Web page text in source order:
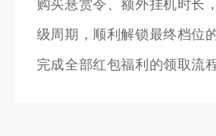
购买悬赏令、额外挂机时长
级周期，顺利解锁最终档位
完成全部红包福利的领取流程